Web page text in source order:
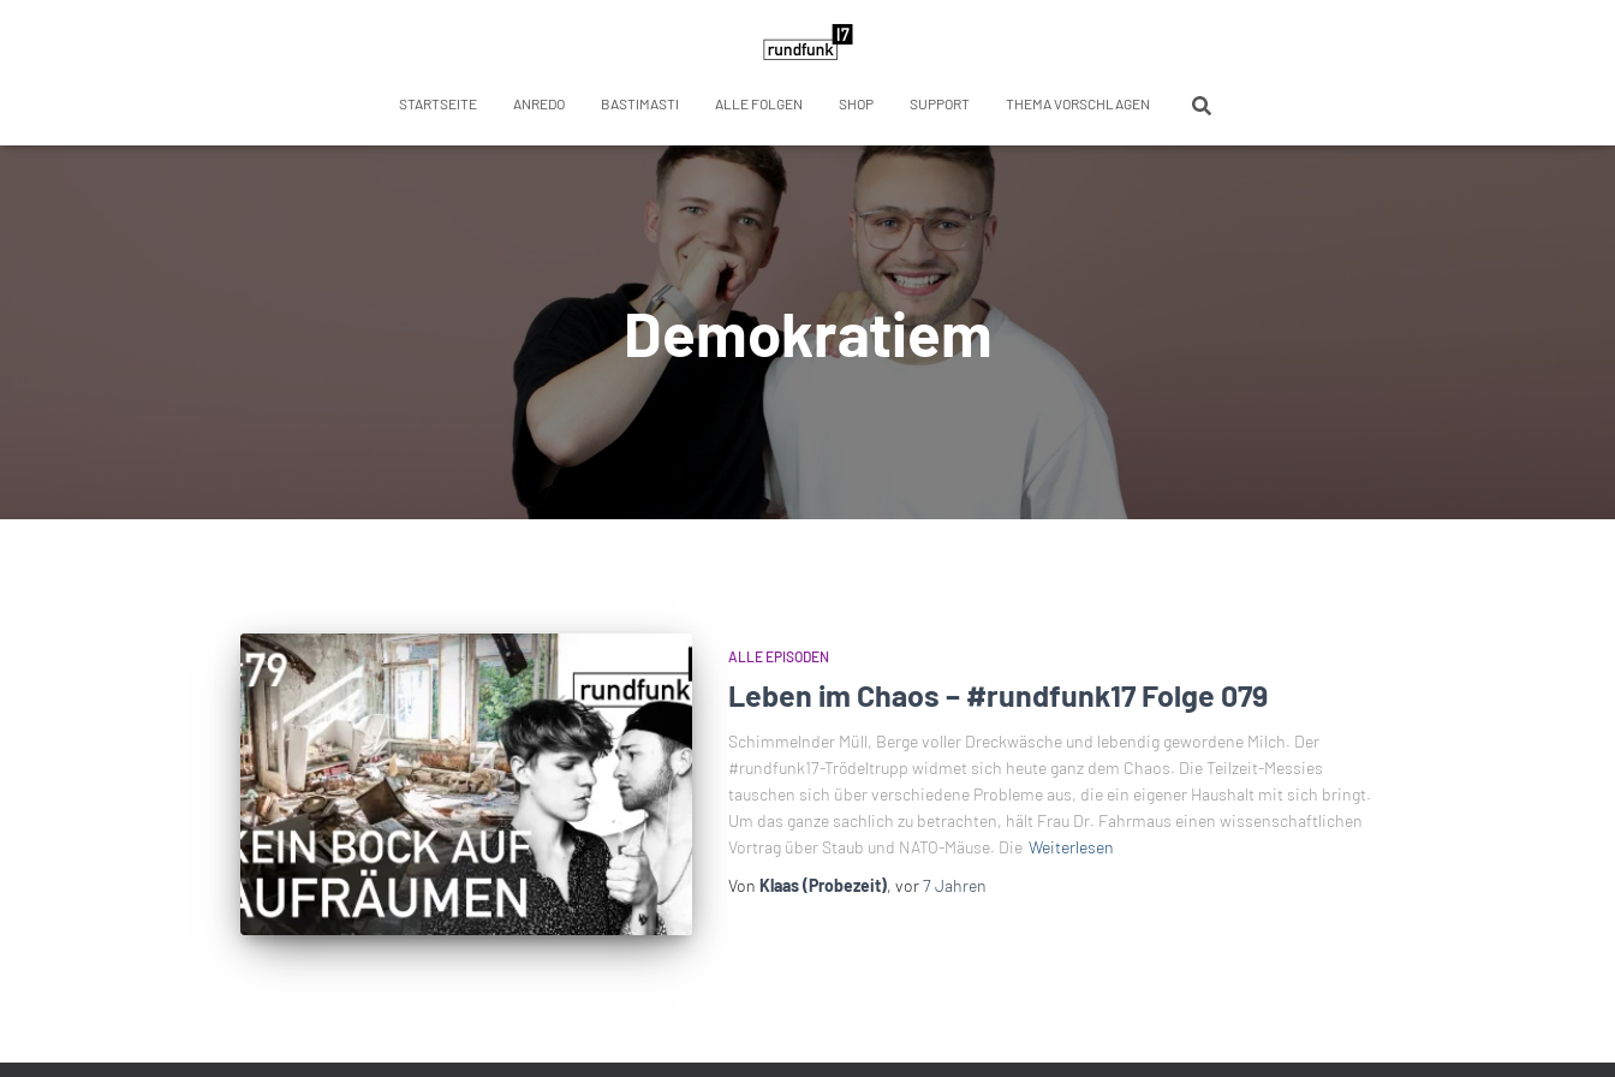
STARTSEITE ANREDO BASTIMASTI ALLE FOLGEN SHOP SUPPORT THEMA VORSCHLAGEN
Demokratiem
ALLE EPISODEN
Leben im Chaos – #rundfunk17 Folge 079
Schimmelnder Müll, Berge voller Dreckwäsche und lebendig gewordene Milch. Der
#rundfunk17-Trödeltrupp widmet sich heute ganz dem Chaos. Die Teilzeit-Messies
tauschen sich über verschiedene Probleme aus, die ein eigener Haushalt mit sich bringt.
Um das ganze sachlich zu betrachten, hält Frau Dr. Fahrmaus einen wissenschaftlichen
Vortrag über Staub und NATO-Mäuse. Die Weiterlesen
Von Klaas (Probezeit), vor7 Jahren